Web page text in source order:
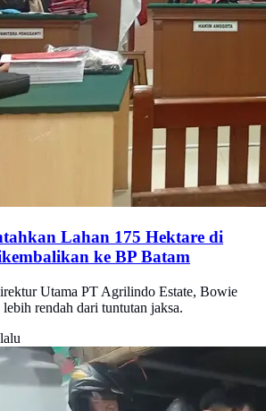
Lahan 175 Hektare di
ke BP Batam
Utama PT Agrilindo Estate, Bowie
rendah dari tuntutan jaksa.